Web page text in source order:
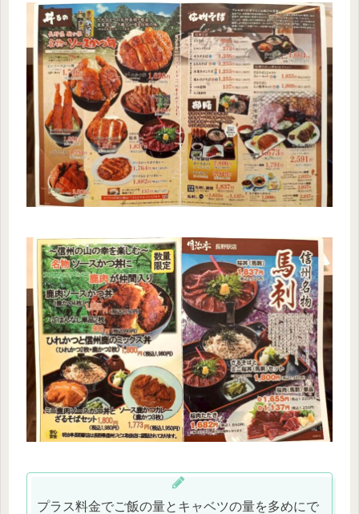
プラス料金でご飯の量とキャベツの量を多めにで